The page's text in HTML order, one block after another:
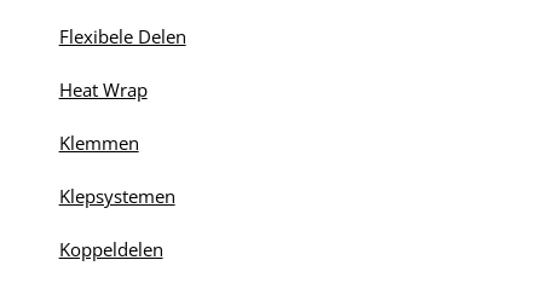
Flexibele Delen
Heat Wrap
Klemmen
Klepsystemen
Koppeldelen